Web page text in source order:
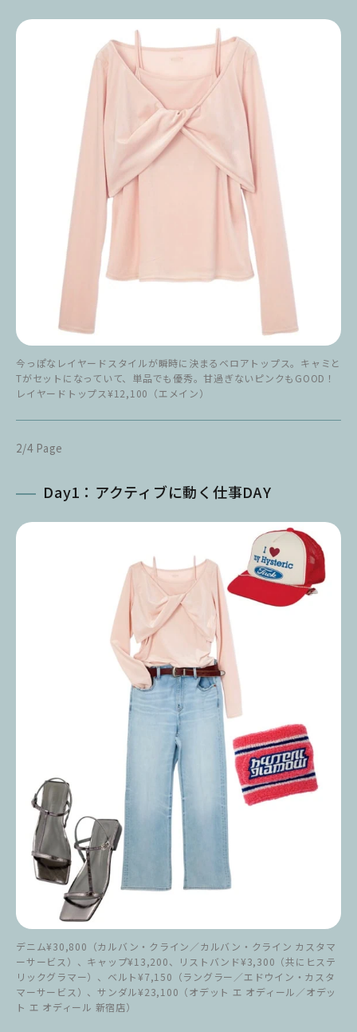
今っぽなレイヤードスタイルが瞬時に決まるベロアトップス。キャミと
Tがセットになっていて、単品でも優秀。甘過ぎないピンクもGOOD！
レイヤードトップス¥12,100（エメイン）
2/4 Page
Day1：アクティブに動く仕事DAY
デニム¥30,800（カルバン・クライン／カルバン・クライン カスタマ
ーサービス）、キャップ¥13,200、リストバンド¥3,300（共にヒステ
リックグラマー）、ベルト¥7,150（ラングラー／エドウイン・カスタ
マーサービス）、サンダル¥23,100（オデット エ オディール／オデッ
ト エ オディール 新宿店）